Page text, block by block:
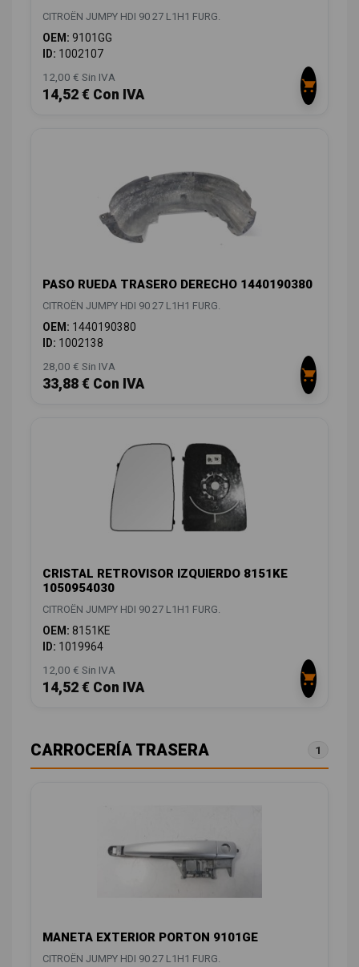
CITROËN JUMPY HDI 90 27 L1H1 FURG.
OEM: 9101GG
ID: 1002107
12,00 € Sin IVA
14,52 € Con IVA
PASO RUEDA TRASERO DERECHO 1440190380
CITROËN JUMPY HDI 90 27 L1H1 FURG.
OEM: 1440190380
ID: 1002138
28,00 € Sin IVA
33,88 € Con IVA
CRISTAL RETROVISOR IZQUIERDO 8151KE
1050954030
CITROËN JUMPY HDI 90 27 L1H1 FURG.
OEM: 8151KE
ID: 1019964
12,00 € Sin IVA
14,52 € Con IVA
CARROCERÍA TRASERA 1
MANETA EXTERIOR PORTON 9101GE
CITROËN JUMPY HDI 90 27 L1H1 FURG.